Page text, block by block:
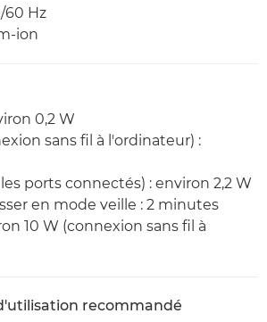
60 Hz
ion
0,2 W
sans fil à l'ordinateur) :
ports connectés) : environ 2,2 W
en mode veille : 2 minutes
10 W (connexion sans fil à
recommandé